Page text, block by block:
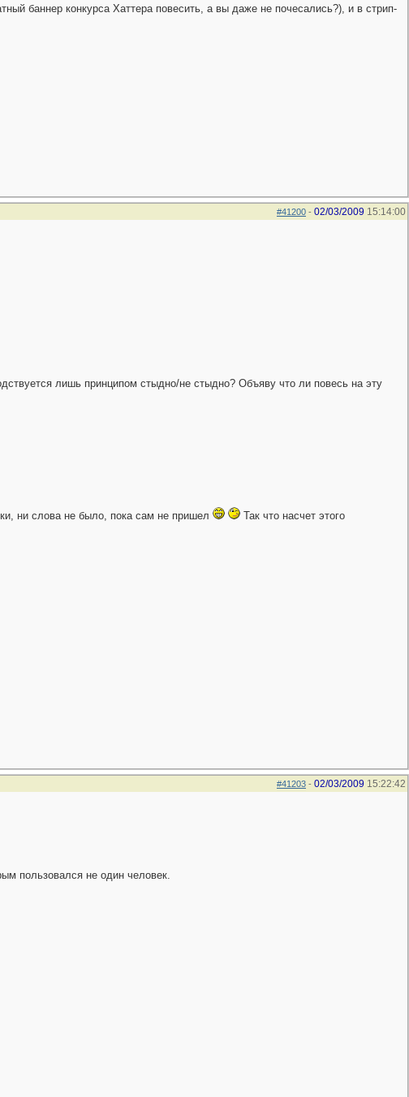
баннер конкурса Хаттера повесить, а вы даже не почесались?), и в стрип-
#41200 - 02/03/2009 15:14:00
лишь принципом стыдно/не стыдно? Объяву что ли повесь на эту
ни слова не было, пока сам не пришел Так что насчет этого
#41203 - 02/03/2009 15:22:42
пользовался не один человек.